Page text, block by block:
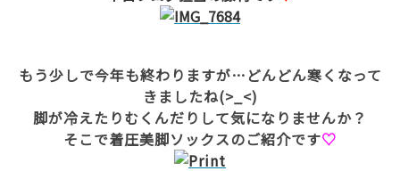
もう少しで今年も終わりますが…どんどん寒くなって
きましたね(>_<)
脚が冷えたりむくんだりして気になりませんか？
そこで着圧美脚ソックスのご紹介です♡